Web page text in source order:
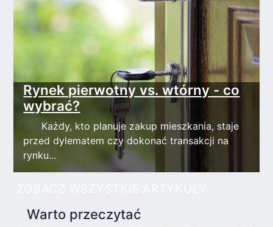
Rynek pierwotny vs. wtórny - co
wybrać?
Każdy, kto planuje zakup mieszkania, staje
przed dylematem czy dokonać transakcji na
rynku...
Warto przeczytać